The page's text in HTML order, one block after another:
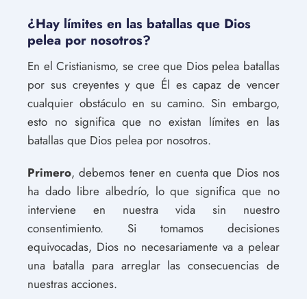
¿Hay límites en las batallas que Dios
pelea por nosotros?
En el Cristianismo, se cree que Dios pelea batallas
por sus creyentes y que Él es capaz de vencer
cualquier obstáculo en su camino. Sin embargo,
esto no significa que no existan límites en las
batallas que Dios pelea por nosotros.
Primero, debemos tener en cuenta que Dios nos
ha dado libre albedrío, lo que significa que no
interviene en nuestra vida sin nuestro
consentimiento. Si tomamos decisiones
equivocadas, Dios no necesariamente va a pelear
una batalla para arreglar las consecuencias de
nuestras acciones.